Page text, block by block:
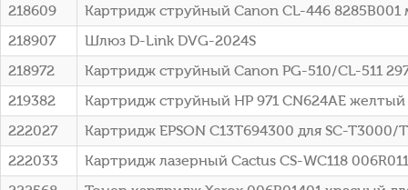
218609
Картридж струйный Canon CL-446
218907
Шлюз D-Link DVG-2024S
218972
Картридж струйный Canon PG-510/CL-511
219382
Картридж струйный HP 971 CN624AE
222027
Картридж EPSON C13T694300 для SC-
222033
Картридж лазерный Cactus CS-WC118